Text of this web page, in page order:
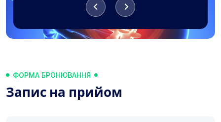
ФОРМА БРОНЮВАННЯ
Запис на прийом